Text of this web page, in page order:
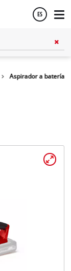
ES
Aspirador a batería